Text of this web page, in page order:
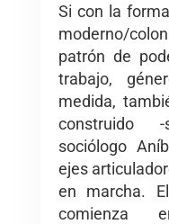
Si con la
moderno/
patrón de
trabajo,
medida,
construido
sociólogo
ejes
en marcha.
comienza